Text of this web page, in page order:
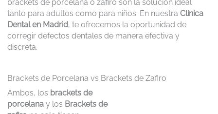
brackets de porcelana o zafiro son la solución ideal
tanto para adultos como para niños. En nuestra Clínica
Dental en Madrid, te ofrecemos la oportunidad de
corregir defectos dentales de manera efectiva y
discreta.
Brackets de Porcelana vs Brackets de Zafiro
Ambos, los brackets de
porcelana y los Brackets de